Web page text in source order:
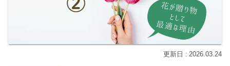
2026.03.24